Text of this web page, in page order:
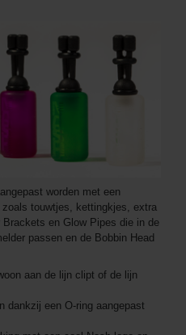
worden met een
touwtjes, kettingkjes, extra
en Glow Pipes die in de
passen en de Bobbin Head
aan de lijn clipt of de lijn
dankzij een O-ring aangepast